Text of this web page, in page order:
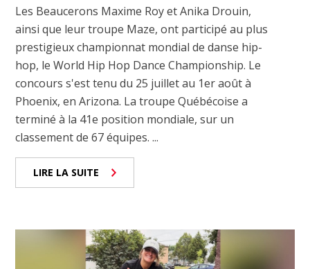
Les Beaucerons Maxime Roy et Anika Drouin,
ainsi que leur troupe Maze, ont participé au plus
prestigieux championnat mondial de danse hip-
hop, le World Hip Hop Dance Championship. Le
concours s'est tenu du 25 juillet au 1er août à
Phoenix, en Arizona. La troupe Québécoise a
terminé à la 41e position mondiale, sur un
classement de 67 équipes. ...
LIRE LA SUITE